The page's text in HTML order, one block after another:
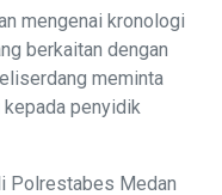
mengenai kronologi
berkaitan dengan
meminta
penyidik
Polrestabes Medan